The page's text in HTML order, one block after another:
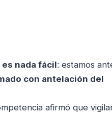
nada fácil: estamos
con antelación del
afirmó que